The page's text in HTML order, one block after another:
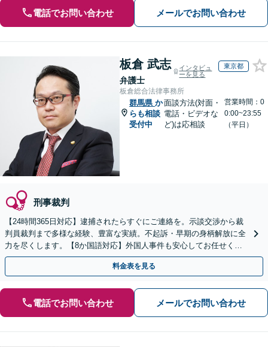
電話でお問い合わせ メールでお問い合わせ
板倉 武志
弁護士
インタビュ
ーを見る
東京都
板倉総合法律事務所
群馬県 か
らも相談
受付中
面談方法(対面・
電話・ビデオな
ど)は応相談
営業時間：0
0:00~23:55
（平日）
刑事裁判
【24時間365日対応】逮捕されたらすぐにご連絡を。示談交渉から裁
判員裁判まで多様な経験、豊富な実績。不起訴・早期の身柄解放に全
力を尽くします。【8か国語対応】外国人事件も安心してお任せくだ
さい【初回相談30分無料】【電話・ビデオ面談可】
料金表を見る
電話でお問い合わせ メールでお問い合わせ